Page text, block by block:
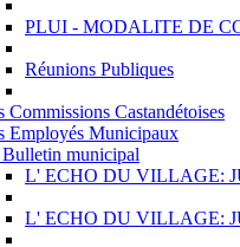
PLUI - MODALITE DE
Réunions Publiques
Commissions Castandétoises
Employés Municipaux
municipal
L' ECHO DU VILLAGE:
L' ECHO DU VILLAGE: